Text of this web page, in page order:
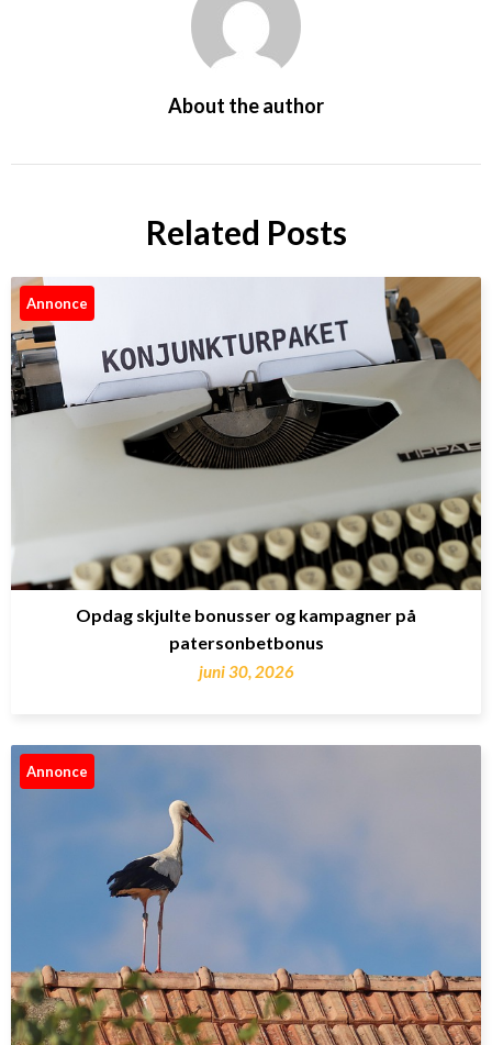
About the author
Related Posts
Annonce
Opdag skjulte bonusser og kampagner på
patersonbetbonus
juni 30, 2026
Annonce